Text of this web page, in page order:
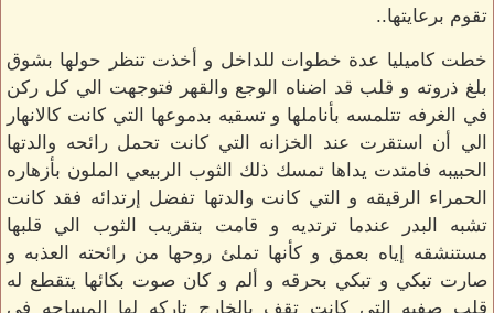
تقوم برعايتها..
خطت كاميليا عدة خطوات للداخل و أخذت تنظر حولها بشوق
بلغ ذروته و قلب قد اضناه الوجع والقهر فتوجهت الي كل ركن
في الغرفه تتلمسه بأناملها و تسقيه بدموعها التي كانت كالانهار
الي أن استقرت عند الخزانه التي كانت تحمل رائحه والدتها
الحبيبه فامتدت يداها تمسك ذلك الثوب الربيعي الملون بأزهاره
الحمراء الرقيقه و التي كانت والدتها تفضل إرتدائه فقد كانت
تشبه البدر عندما ترتديه و قامت بتقريب الثوب الي قلبها
مستنشقه إياه بعمق و كأنها تملئ روحها من رائحته العذبه و
صارت تبكي و تبكي بحرقه و ألم و كان صوت بكائها يتقطع له
قلب صفيه التي كانت تقف بالخارج تاركه لها المساحه في